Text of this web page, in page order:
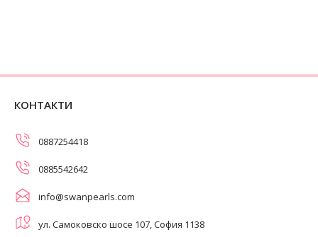
КОНТАКТИ
0887254418
0885542642
info@swanpearls.com
ул. Самоковско шосе 107, София 1138